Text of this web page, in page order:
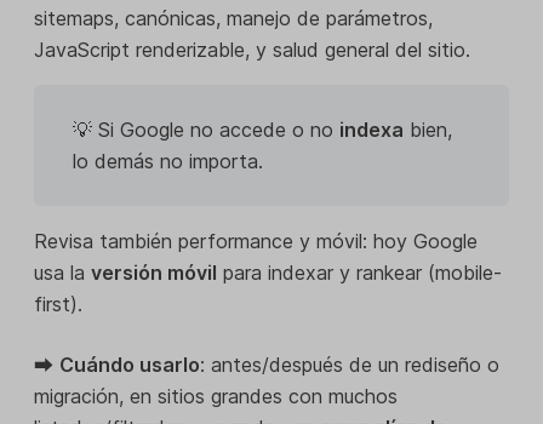
sitemaps, canónicas, manejo de parámetros,
JavaScript renderizable, y salud general del sitio.
💡 Si Google no accede o no indexa bien,
lo demás no importa.
Revisa también performance y móvil: hoy Google
usa la versión móvil para indexar y rankear (mobile-
first).
⮕ Cuándo usarlo: antes/después de un rediseño o
migración, en sitios grandes con muchos